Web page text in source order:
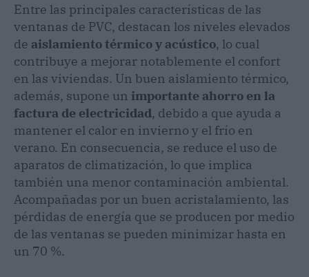
Entre las principales características de las
ventanas de PVC, destacan los niveles elevados
de aislamiento térmico y acústico, lo cual
contribuye a mejorar notablemente el confort
en las viviendas. Un buen aislamiento térmico,
además, supone un importante ahorro en la
factura de electricidad, debido a que ayuda a
mantener el calor en invierno y el frío en
verano. En consecuencia, se reduce el uso de
aparatos de climatización, lo que implica
también una menor contaminación ambiental.
Acompañadas por un buen acristalamiento, las
pérdidas de energía que se producen por medio
de las ventanas se pueden minimizar hasta en
un 70 %.